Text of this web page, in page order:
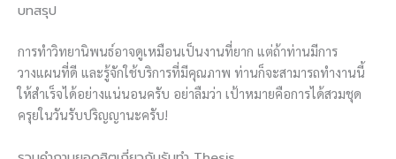
บทสรุป
การทำวิทยานิพนธ์อาจดูเหมือนเป็นงานที่ยาก แต่ถ้าท่านมีการ
วางแผนที่ดี และรู้จักใช้บริการที่มีคุณภาพ ท่านก็จะสามารถทำงานนี้
ให้สำเร็จได้อย่างแน่นอนครับ อย่าลืมว่า เป้าหมายคือการได้สวมชุด
ครุยในวันรับปริญญานะครับ!